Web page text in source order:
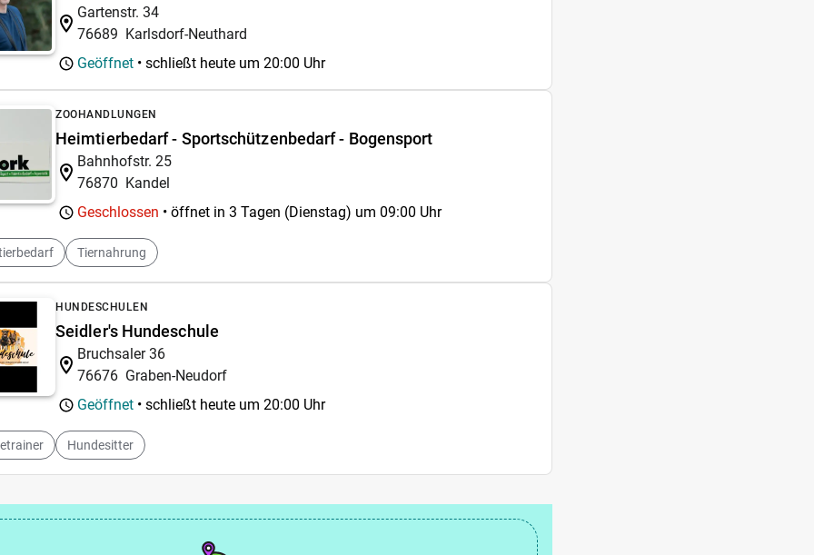
Gartenstr. 34
76689 Karlsdorf-Neuthard
Geöffnet • schließt heute um 20:00 Uhr
ZOOHANDLUNGEN
Heimtierbedarf - Sportschützenbedarf - Bogensport
Bahnhofstr. 25
76870 Kandel
Geschlossen • öffnet in 3 Tagen (Dienstag) um 09:00 Uhr
Tiernahrung
HUNDESCHULEN
Seidler's Hundeschule
Bruchsaler 36
76676 Graben-Neudorf
Geöffnet • schließt heute um 20:00 Uhr
Hundesitter